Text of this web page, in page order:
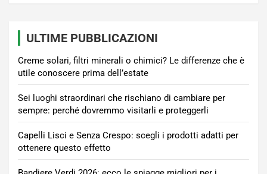
ULTIME PUBBLICAZIONI
Creme solari, filtri minerali o chimici? Le differenze che è
utile conoscere prima dell’estate
Sei luoghi straordinari che rischiano di cambiare per
sempre: perché dovremmo visitarli e proteggerli
Capelli Lisci e Senza Crespo: scegli i prodotti adatti per
ottenere questo effetto